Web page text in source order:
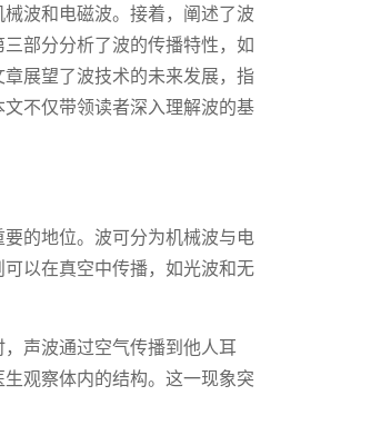
波和电磁波。接着，阐述了波
部分分析了波的传播特性，如
展望了波技术的未来发展，指
不仅带领读者深入理解波的基
的地位。波可分为机械波与电
以在真空中传播，如光波和无
声波通过空气传播到他人耳
观察体内的结构。这一现象突